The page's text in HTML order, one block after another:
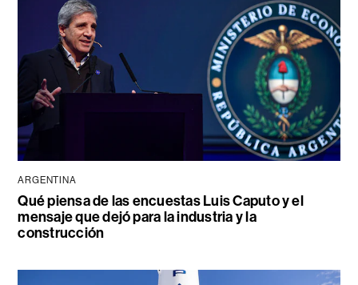
ARGENTINA
Qué piensa de las encuestas Luis Caputo y el
mensaje que dejó para la industria y la
construcción